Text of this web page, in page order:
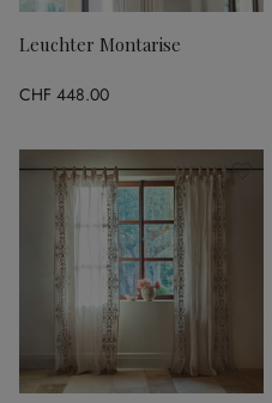
Leuchter Montarise
CHF 448.00